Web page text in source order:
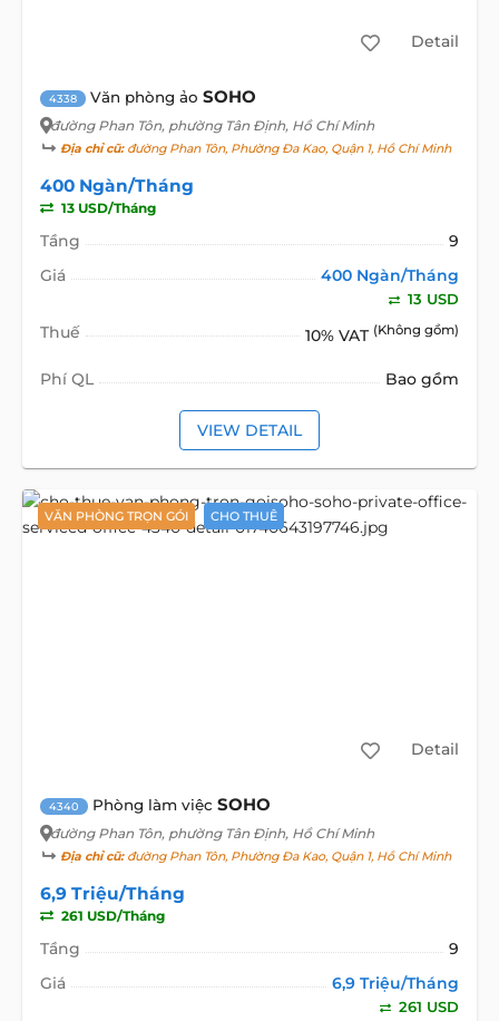
Detail
4338 Văn phòng ảo SOHO
đường Phan Tôn, phường Tân Định, Hồ Chí Minh
Địa chỉ cũ:đường Phan Tôn, Phường Đa Kao, Quận 1, Hồ Chí Minh
400 Ngàn/Tháng
13 USD/Tháng
Tầng
9
Giá
400 Ngàn/Tháng
13 USD
Thuế 10% VAT (Không gồm)
Phí QL Bao gồm
VIEW DETAIL
VĂN PHÒNG TRỌN GÓI CHO THUÊ
Detail
4340 Phòng làm việc SOHO
đường Phan Tôn, phường Tân Định, Hồ Chí Minh
Địa chỉ cũ:đường Phan Tôn, Phường Đa Kao, Quận 1, Hồ Chí Minh
6,9 Triệu/Tháng
261 USD/Tháng
Tầng
9
Giá
6,9 Triệu/Tháng
261 USD